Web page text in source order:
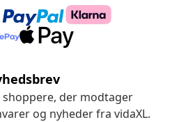
shoppere, der modtager
og nyheder fra vidaXL.